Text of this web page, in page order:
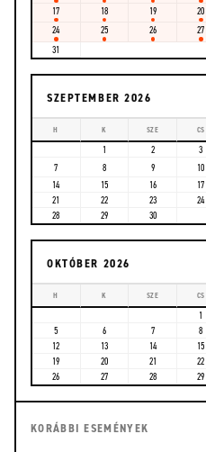
17
18 19 20
24
25 26 27
31
SZEPTEMBER 2026
H K SZE CS
1 2 3
7
8 9 10
14
15 16 17
21
22 23 24
28
29 30
OKTÓBER 2026
H K SZE CS
1
5
6 7 8
12
13 14 15
19
20 21 22
26
27 28 29
KORÁBBI ESEMÉNYEK